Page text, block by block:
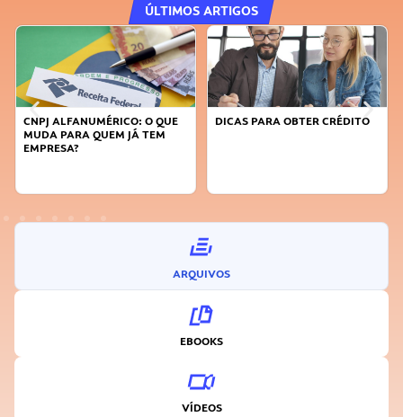
ÚLTIMOS ARTIGOS
CNPJ ALFANUMÉRICO: O QUE
MUDA PARA QUEM JÁ TEM
EMPRESA?
DICAS PARA OBTER CRÉDITO
ARQUIVOS
EBOOKS
VÍDEOS